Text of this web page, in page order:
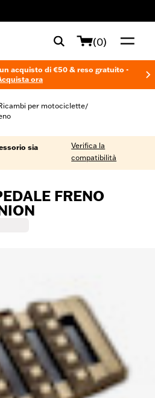
(0)
acquisto di €50 & reso gratuito -
ora
per motociclette/
sia
Verifica la
compatibilità
FRENO